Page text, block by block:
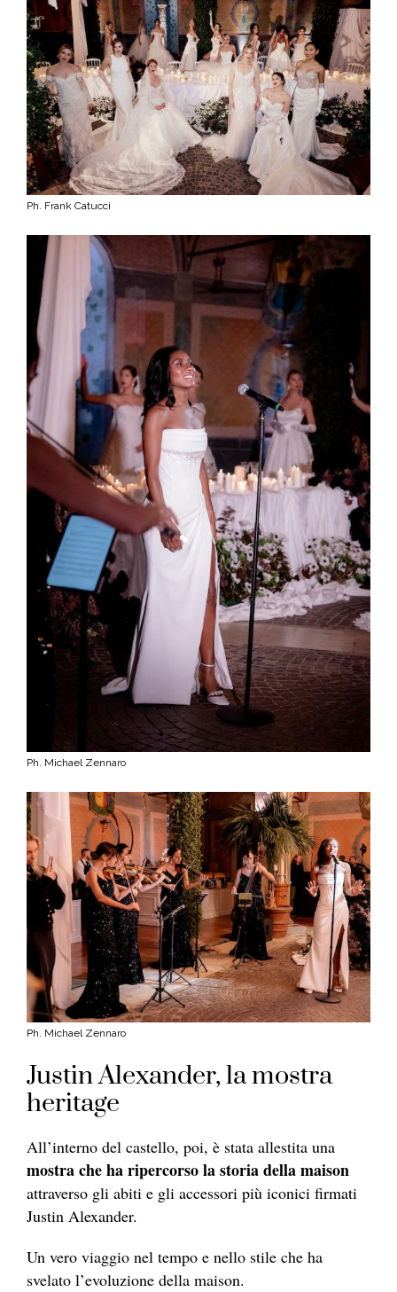
Ph. Frank Catucci
Ph. Michael Zennaro
Ph. Michael Zennaro
Justin Alexander, la mostra
heritage
All’interno del castello, poi, è stata allestita una
mostra che ha ripercorso la storia della maison
attraverso gli abiti e gli accessori più iconici firmati
Justin Alexander.
Un vero viaggio nel tempo e nello stile che ha
svelato l’evoluzione della maison.